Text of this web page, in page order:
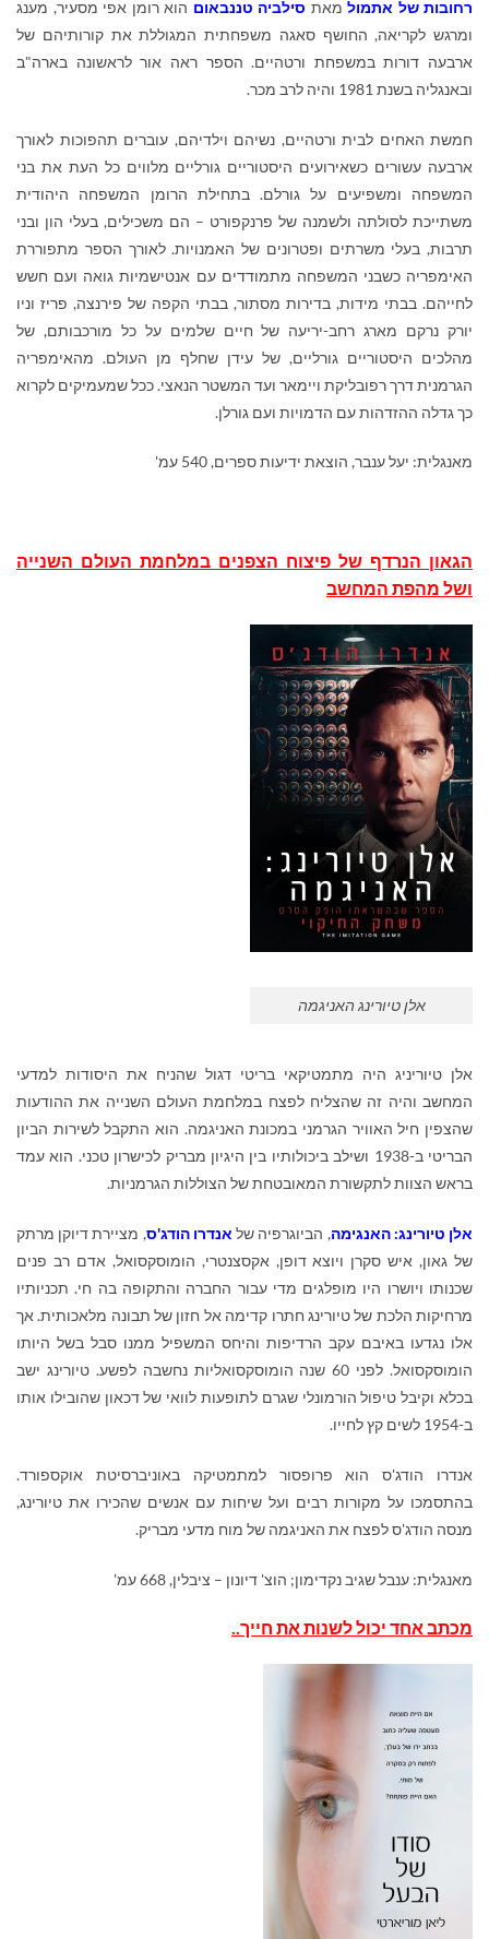
רחובות של אתמול מאת סילביה טננבאום הוא רומן אפי מסעיר, מענג
ומרגש לקריאה, החושף סאגה משפחתית המגוללת את קורותיהם של
ארבעה דורות במשפחת ורטהיים. הספר ראה אור לראשונה בארה"ב
ובאנגליה בשנת 1981 והיה לרב מכר.
חמשת האחים לבית ורטהיים, נשיהם וילדיהם, עוברים תהפוכות לאורך
ארבעה עשורים כשאירועים היסטוריים גורליים מלווים כל העת את בני
המשפחה ומשפיעים על גורלם. בתחילת הרומן המשפחה היהודית
משתייכת לסולתה ולשמנה של פרנקפורט – הם משכילים, בעלי הון ובני
תרבות, בעלי משרתים ופטרונים של האמנויות. לאורך הספר מתפוררת
האימפריה כשבני המשפחה מתמודדים עם אנטישמיות גואה ועם חשש
לחייהם. בבתי מידות, בדירות מסתור, בבתי הקפה של פירנצה, פריז וניו
יורק נרקם מארג רחב-יריעה של חיים שלמים על כל מורכבותם, של
מהלכים היסטוריים גורליים, של עידן שחלף מן העולם. מהאימפריה
הגרמנית דרך רפובליקת ויימאר ועד המשטר הנאצי. ככל שמעמיקים לקרוא
כך גדלה ההזדהות עם הדמויות ועם גורלן.
מאנגלית: יעל ענבר, הוצאת ידיעות ספרים, 540 עמ'
הגאון הנרדף של פיצוח הצפנים במלחמת העולם השנייה
ושל מהפת המחשב
אלן טיורינג האניגמה
אלן טיוריניג היה מתמטיקאי בריטי דגול שהניח את היסודות למדעי
המחשב והיה זה שהצליח לפצח במלחמת העולם השנייה את ההודעות
שהצפין חיל האוויר הגרמני במכונת האניגמה. הוא התקבל לשירות הביון
הבריטי ב-1938 ושילב ביכולותיו בין היגיון מבריק לכישרון טכני. הוא עמד
בראש הצוות לתקשורת המאובטחת של הצוללות הגרמניות.
אלן טיורינג: האנגימה, הביוגרפיה של אנדרו הודג'ס, מציירת דיוקן מרתק
של גאון, איש סקרן ויוצא דופן, אקסצנטרי, הומוסקסואל, אדם רב פנים
שכנותו ויושרו היו מופלגים מדי עבור החברה והתקופה בה חי. תכניותיו
מרחיקות הלכת של טיורינג חתרו קדימה אל חזון של תבונה מלאכותית. אך
אלו נגדעו באיבם עקב הרדיפות והיחס המשפיל ממנו סבל בשל היותו
הומוסקסואל. לפני 60 שנה הומוסקסואליות נחשבה לפשע. טיורינג ישב
בכלא וקיבל טיפול הורמונלי שגרם לתופעות לוואי של דכאון שהובילו אותו
ב-1954 לשים קץ לחייו.
אנדרו הודג'ס הוא פרופסור למתמטיקה באוניברסיטת אוקספורד.
בהתסמכו על מקורות רבים ועל שיחות עם אנשים שהכירו את טיורינג,
מנסה הודג'ס לפצח את האניגמה של מוח מדעי מבריק.
מאנגלית: ענבל שגיב נקדימון; הוצ' דיונון – ציבלין, 668 עמ'
מכתב אחד יכוללשנות את חייך..